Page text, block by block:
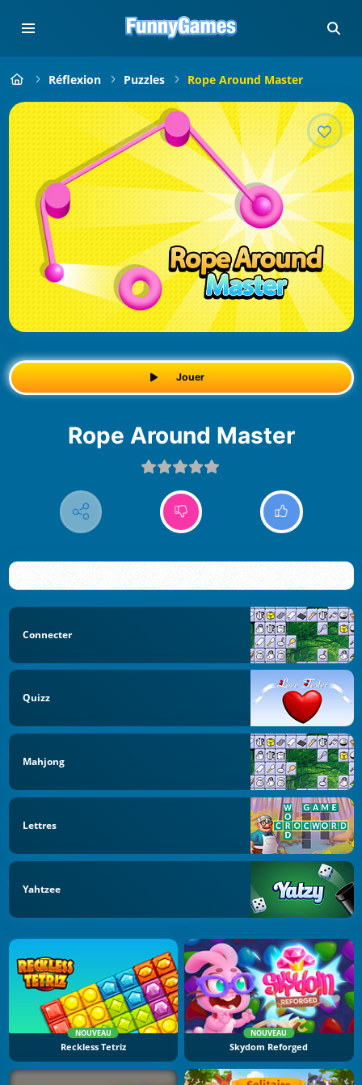
Réflexion Puzzles Rope Around Master
Jouer
Rope Around Master
Connecter
Quizz
Mahjong
Lettres
Yahtzee
NOUVEAU
Reckless Tetriz
NOUVEAU
Skydom Reforged